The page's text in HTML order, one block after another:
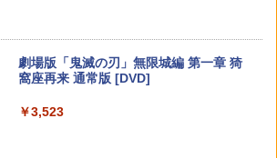
￥7,979
￥4,890
グケース 新型 ジョイコン ソフト ケーブ
ルなど 収納可能 ギフト プレゼント シン
プル 無地 黒 ピンク 黄色 赤 青 送料無料
￥1,100
￥4,400
スプラトゥーン レイダース -Switch2
Beast of Reincarnation -PS5 【特典】
プロダクトコード 封入
￥7,286
ラー (ロボット ホワイト)
劇場版「鬼滅の刃」無限城編 第一章 猗
窩座再来 通常版 [DVD]
￥3,523